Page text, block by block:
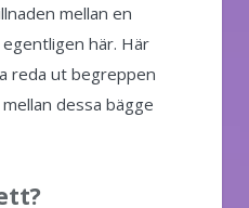
mellan en
här. Här
reda ut begreppen
dessa bägge